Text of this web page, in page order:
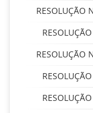
RESOLUÇÃO
RESOLUÇÃO